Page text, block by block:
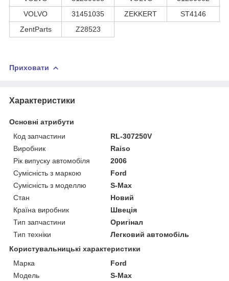
VOLVO
31451035 ZEKKERT
ST4146
ZentParts
Z28523
Приховати
Характеристики
Основні атрибути
Код запчастини
RL-307250V
Виробник
Raiso
Рік випуску автомобіля
2006
Сумісність з маркою
Ford
Сумісність з моделлю
S-Max
Стан
Новий
Країна виробник
Швеція
Тип запчастини
Оригінал
Тип техніки
Легковий автомобіль
Користувальницькі характеристики
Марка
Ford
Мoдель
S-Max